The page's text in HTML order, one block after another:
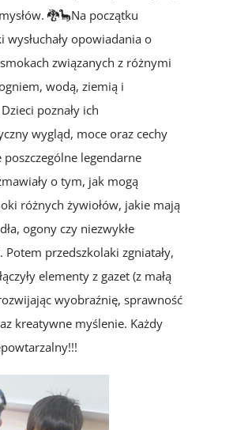
🐉🦕Na początku
wysłuchały opowiadania o
związanych z różnymi
wodą, ziemią i
poznały ich
wygląd, moce oraz cechy
legendarne
o tym, jak mogą
różnych żywiołów, jakie mają
ogony czy niezwykłe
Potem przedszkolaki zgniatały,
elementy z gazet (z małą
wyobraźnię, sprawność
kreatywne myślenie. Każdy